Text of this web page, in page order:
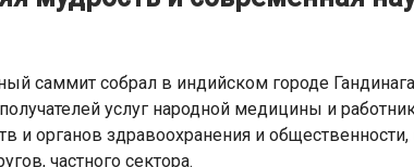
саммит собрал в индийском городе
услуг народной медицины и
и органов здравоохранения и
частного сектора.